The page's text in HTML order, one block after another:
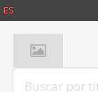
ES